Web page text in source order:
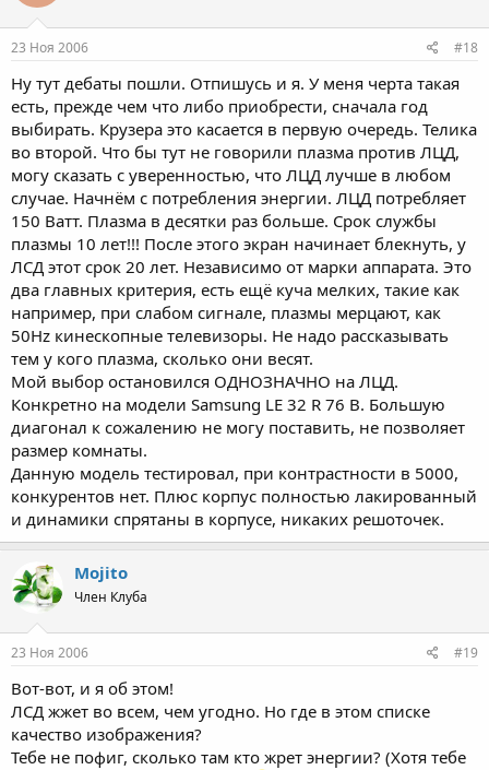
23 Ноя 2006 #18
Ну тут дебаты пошли. Отпишусь и я. У меня черта такая
есть, прежде чем что либо приобрести, сначала год
выбирать. Крузера это касается в первую очередь. Телика
во второй. Что бы тут не говорили плазма против ЛЦД,
могу сказать с уверенностью, что ЛЦД лучше в любом
случае. Начнём с потребления энергии. ЛЦД потребляет
150 Ватт. Плазма в десятки раз больше. Срок службы
плазмы 10 лет!!! После этого экран начинает блекнуть, у
ЛСД этот срок 20 лет. Независимо от марки аппарата. Это
два главных критерия, есть ещё куча мелких, такие как
например, при слабом сигнале, плазмы мерцают, как
50Hz кинескопные телевизоры. Не надо рассказывать
тем у кого плазма, сколько они весят.
Мой выбор остановился ОДНОЗНАЧНО на ЛЦД.
Конкретно на модели Samsung LE 32 R 76 B. Большую
диагонал к сожалению не могу поставить, не позволяет
размер комнаты.
Данную модель тестировал, при контрастности в 5000,
конкурентов нет. Плюс корпус полностью лакированный
и динамики спрятаны в корпусе, никаких решоточек.
Mojito
Член Клуба
23 Ноя 2006 #19
Вот-вот, и я об этом!
ЛСД жжет во всем, чем угодно. Но где в этом списке
качество изображения?
Тебе не пофиг, сколько там кто жрет энергии? (Хотя тебе